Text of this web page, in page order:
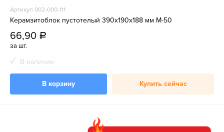
Артикул 002-000-111
Керамзитоблок пустотелый 390x190x188 мм М-50
66,90 a
за шт.
В наличии
В корзину Купить сейчас